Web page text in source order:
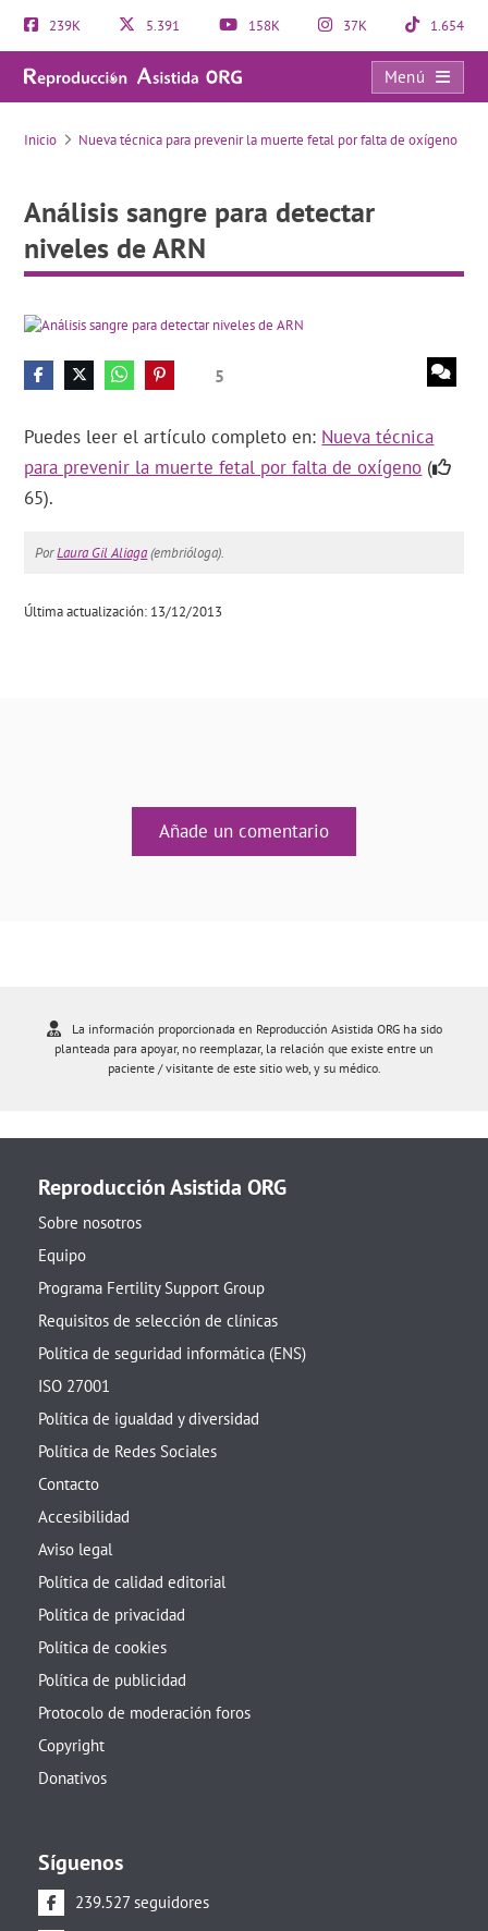
239K 5.391 158K 37K 1.654
Menú
Análisis sangre para detectar niveles de ARN
Inicio Nueva técnica para prevenir la muerte fetal por falta de oxígeno
Análisis sangre para detectar
niveles de ARN
5
Puedes leer el artículo completo en: Nueva técnica
para prevenir la muerte fetal por falta de oxígeno (
65).
PorLaura Gil Aliaga(embrióloga).
Última actualización: 13/12/2013
Añade un comentario
La información proporcionada en Reproducción Asistida ORG ha sido
planteada para apoyar, no reemplazar, la relación que existe entre un
paciente / visitante de este sitio web, y su médico.
Reproducción Asistida ORG
Sobre nosotros
Equipo
Programa Fertility Support Group
Requisitos de selección de clínicas
Política de seguridad informática (ENS)
ISO 27001
Política de igualdad y diversidad
Política de Redes Sociales
Contacto
Accesibilidad
Aviso legal
Política de calidad editorial
Política de privacidad
Política de cookies
Política de publicidad
Protocolo de moderación foros
Copyright
Donativos
Síguenos
239.527 seguidores